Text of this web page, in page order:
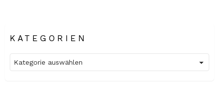
KATEGORIEN